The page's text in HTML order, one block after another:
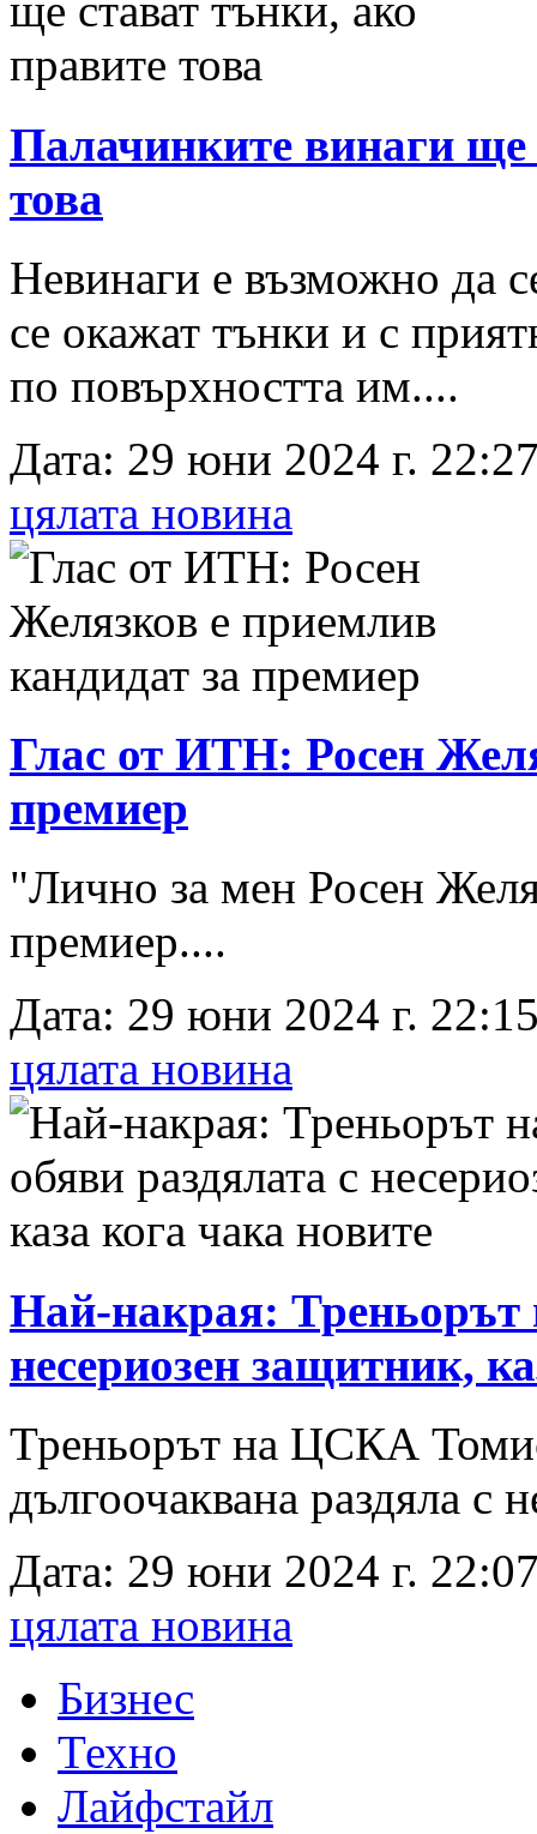
Палачинките винаги ще
това
Невинаги е възможно да
се окажат тънки и с
по повърхността им....
Дата: 29 юни 2024 г.
цялата новина
Глас от ИТН: Росен
премиер
"Лично за мен Росен
премиер....
Дата: 29 юни 2024 г.
цялата новина
Най-накрая:
несериозен защитник,
Треньорът на ЦСКА
дългоочаквана раздяла с
Дата: 29 юни 2024 г.
цялата новина
Бизнес
Техно
Лайфстайл